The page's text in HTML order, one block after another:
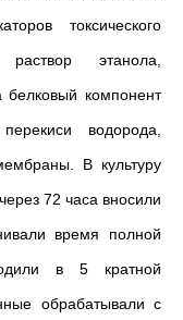
токсического
этанола,
компонент
водорода,
В культуру
72 часа вносили
время полной
в 5 кратной
обрабатывали с